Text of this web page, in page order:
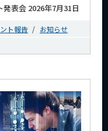
表会 2026年7月31日
ト報告
お知らせ